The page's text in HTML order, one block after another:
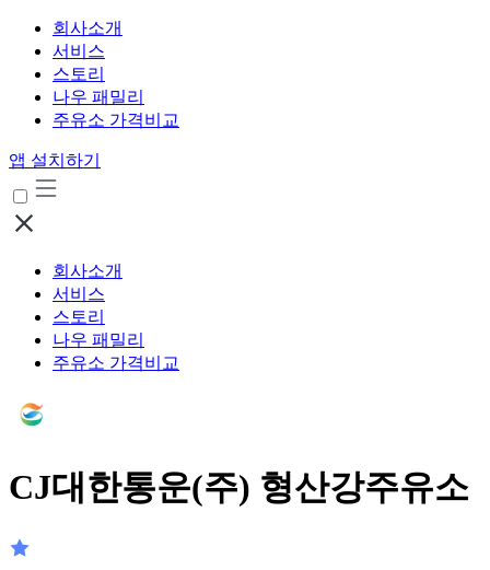
회사소개
서비스
스토리
나우 패밀리
주유소 가격비교
앱 설치하기
회사소개
서비스
스토리
나우 패밀리
주유소 가격비교
CJ대한통운(주) 형산강주유소